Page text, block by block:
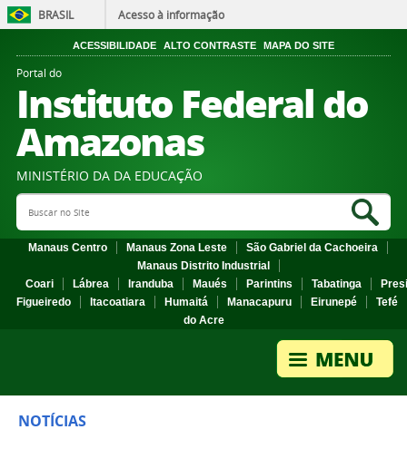
BRASIL Acesso à informação
ACESSIBILIDADE ALTO CONTRASTE MAPA DO SITE
Portal do
Instituto Federal do
Amazonas
MINISTÉRIO DA DA EDUCAÇÃO
Search Site
Manaus Centro Manaus Zona Leste
São Gabriel da Cachoeira
Manaus Distrito Industrial
Coari
Lábrea Iranduba Maués Parintins Tabatinga
Figueiredo
Itacoatiara Humaitá Manacapuru Eirunepé
Tefé
do Acre
NOTÍCIAS